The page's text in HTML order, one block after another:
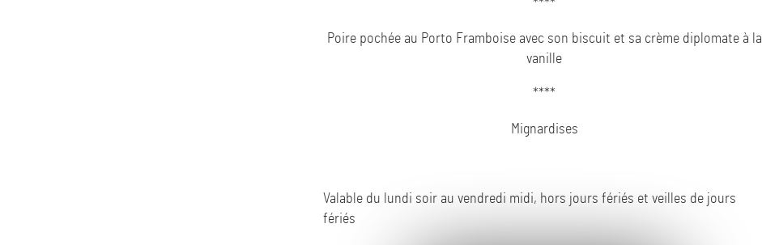
****
Poire pochée au Porto Framboise avec son biscuit et sa crème diplomate à la
vanille
****
Mignardises
Valable du lundi soir au vendredi midi, hors jours fériés et veilles de jours
fériés